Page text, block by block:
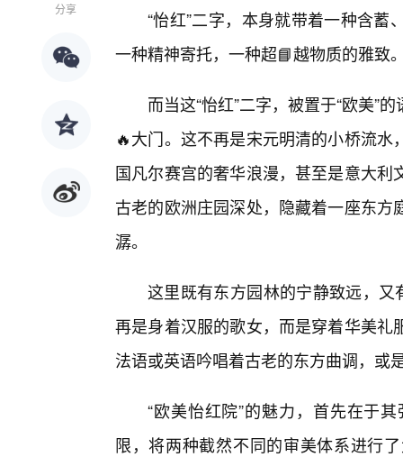
分享
“怡红”二字，本身就带着一种含
一种精神寄托，一种超📘越物质的雅致
而当这“怡红”二字，被置于“欧美”
🔥大门。这不再是宋元明清的小桥流
国凡尔赛宫的奢华浪漫，甚至是意大
古老的欧洲庄园深处，隐藏着一座东
潺。
这里既有东方园林的宁静致远，又
再是身着汉服的歌女，而是穿着华美
法语或英语吟唱着古老的东方曲调，或
“欧美怡红院”的魅力，首先在于
限，将两种截然不同的审美体系进行